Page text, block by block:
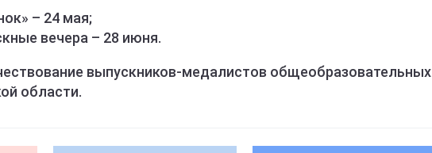
– 24 мая;
вечера – 28 июня.
выпускников-медалистов общеобразовательных
области.